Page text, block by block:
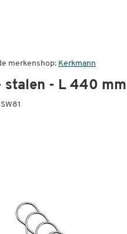
merkenshop: Kerkmann
stalen - L 440